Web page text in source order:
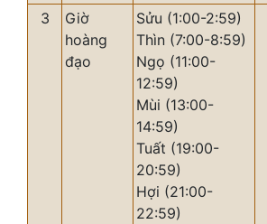
3
Giờ
hoàng
đạo
Sửu (1:00-2:59)
Thìn (7:00-8:59)
Ngọ (11:00-
12:59)
Mùi (13:00-
14:59)
Tuất (19:00-
20:59)
Hợi (21:00-
22:59)